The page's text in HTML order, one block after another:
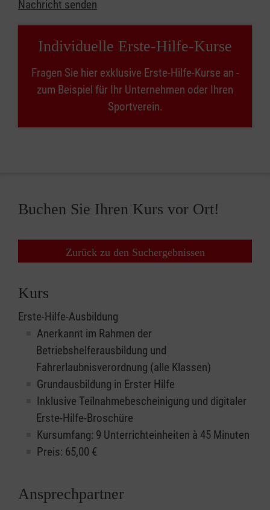
Nachricht senden
Individuelle Erste-Hilfe-Kurse
Fragen Sie hier exklusive Erste-Hilfe-Kurse an -
zum Beispiel für Ihr Unternehmen oder Ihren
Sportverein.
Buchen Sie Ihren Kurs vor Ort!
Zurück zu den Suchergebnissen
Kurs
Erste-Hilfe-Ausbildung
Anerkannt im Rahmen der
Betriebshelferausbildung und
Fahrerlaubnisverordnung (alle Klassen)
Grundausbildung in Erster Hilfe
Inklusive Teilnahmebescheinigung und digitaler
Erste-Hilfe-Broschüre
Kursumfang: 9 Unterrichteinheiten à 45 Minuten
Preis: 65,00 €
Ansprechpartner